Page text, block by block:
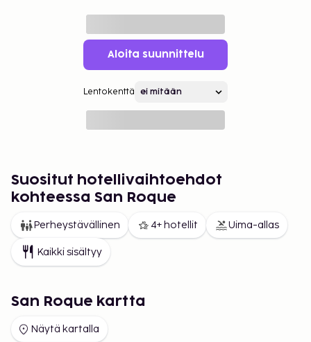
Aloita suunnittelu
Lentokenttä
Suositut hotellivaihtoehdot
kohteessa San Roque
Perheystävällinen 4+ hotellit Uima-allas
Kaikki sisältyy
San Roque kartta
Näytä kartalla